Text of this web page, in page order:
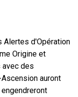
Alertes d'Opération
Origine et
avec des
auront